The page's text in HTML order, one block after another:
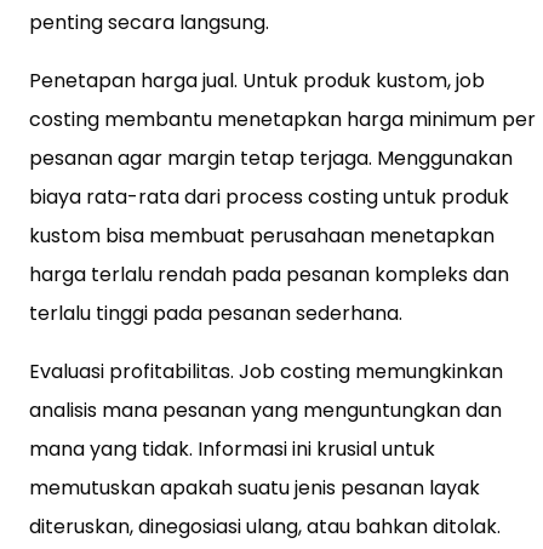
penting secara langsung.
Penetapan harga jual. Untuk produk kustom, job
costing membantu menetapkan harga minimum per
pesanan agar margin tetap terjaga. Menggunakan
biaya rata-rata dari process costing untuk produk
kustom bisa membuat perusahaan menetapkan
harga terlalu rendah pada pesanan kompleks dan
terlalu tinggi pada pesanan sederhana.
Evaluasi profitabilitas. Job costing memungkinkan
analisis mana pesanan yang menguntungkan dan
mana yang tidak. Informasi ini krusial untuk
memutuskan apakah suatu jenis pesanan layak
diteruskan, dinegosiasi ulang, atau bahkan ditolak.